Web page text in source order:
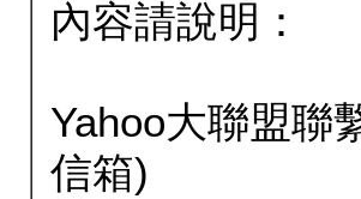
內容請說明：
Yahoo大聯盟聯
信箱)